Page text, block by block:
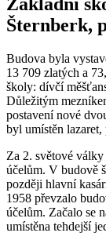
Šternberk,
Budova byla
13 709 zlatých a
školy: dívčí
Důležitým
postavení nové
byl umístěn
Za 2. světové
účelům. V budově
později hlavní
1958 převzalo
účelům. Začalo se
umístěna tehdejší